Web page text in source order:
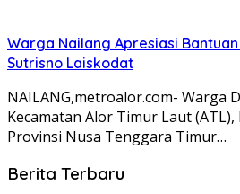
Warga Nailang Apresiasi
Sutrisno Laiskodat
NAILANG,metroalor.com- Warga
Kecamatan Alor Timur Laut
Provinsi Nusa Tenggara Timur…
Berita Terbaru